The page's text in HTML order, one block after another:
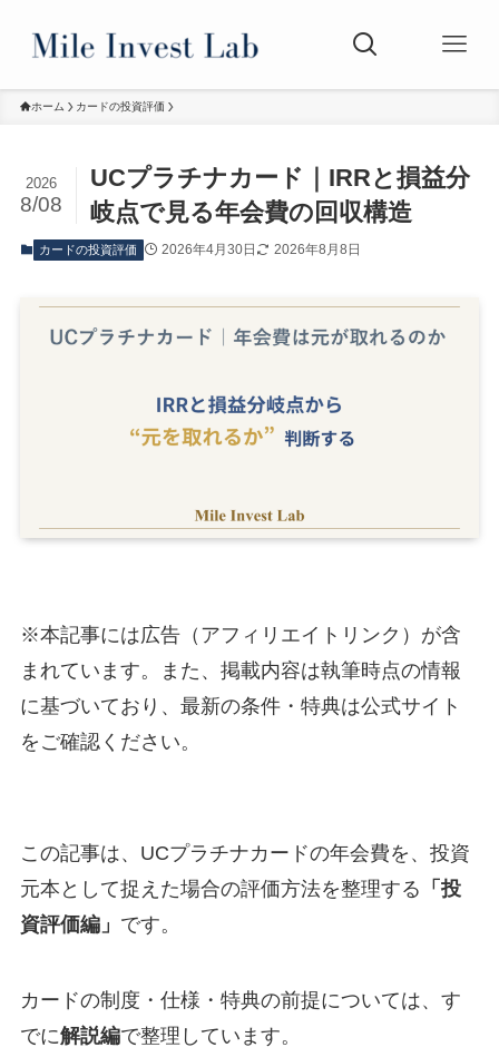
ホーム カードの投資評価
UCプラチナカード｜IRRと損益分
岐点で見る年会費の回収構造
2026
8/08
カードの投資評価 2026年4月30日 2026年8月8日
※本記事には広告（アフィリエイトリンク）が含
まれています。また、掲載内容は執筆時点の情報
に基づいており、最新の条件・特典は公式サイト
をご確認ください。
この記事は、UCプラチナカードの年会費を、投資
元本として捉えた場合の評価方法を整理する 「投
資評価編」 です。
カードの制度・仕様・特典の前提については、す
でに解説編で整理しています。